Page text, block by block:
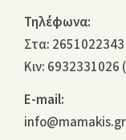
Τηλέφωνα:
Στα: 2651022343
Κιν: 6932331026
E-mail:
info@mamakis.gr